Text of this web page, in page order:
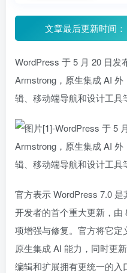
文章最后更新时间：
WordPress 于 5 月 20 日发
Armstrong，原生集成 AI
辑、移动端导航和设计工具
官方表示 WordPress 7.0
开发者的首个重大更新，由
项增强与修复。官方将它
原生集成 AI 能力，同时更
编辑和扩展拥有更统一的入